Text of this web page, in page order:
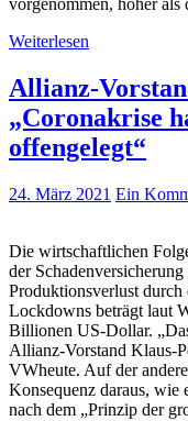
vorgenommen, höher
Weiterlesen
Allianz-
„Coronakrise
offengelegt“
24. März 2021 Ein
Die wirtschaftlichen
der
Produktionsverlust durch
Lockdowns beträgt laut
Billionen US-Dollar.
Allianz-Vorstand Klaus-
VWheute. Auf der
Konsequenz daraus, wie
nach dem „Prinzip der